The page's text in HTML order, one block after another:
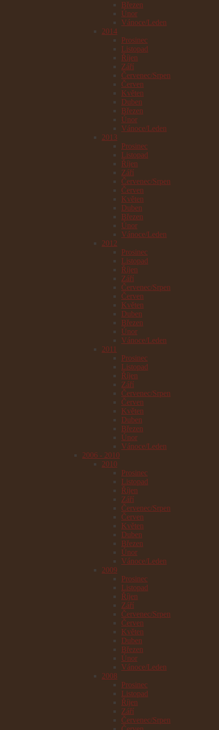
Březen
Únor
Vánoce/Leden
2014
Prosinec
Listopad
Říjen
Září
Červenec/Srpen
Červen
Květen
Duben
Březen
Únor
Vánoce/Leden
2013
Prosinec
Listopad
Říjen
Září
Červenec/Srpen
Červen
Květen
Duben
Březen
Únor
Vánoce/Leden
2012
Prosinec
Listopad
Říjen
Září
Červenec/Srpen
Červen
Květen
Duben
Březen
Únor
Vánoce/Leden
2011
Prosinec
Listopad
Říjen
Září
Červenec/Srpen
Červen
Květen
Duben
Březen
Únor
Vánoce/Leden
2006 - 2010
2010
Prosinec
Listopad
Říjen
Září
Červenec/Srpen
Červen
Květen
Duben
Březen
Únor
Vánoce/Leden
2009
Prosinec
Listopad
Říjen
Září
Červenec/Srpen
Červen
Květen
Duben
Březen
Únor
Vánoce/Leden
2008
Prosinec
Listopad
Říjen
Září
Červenec/Srpen